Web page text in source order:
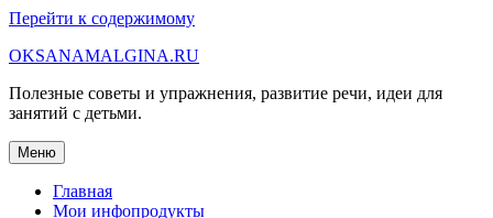
Перейти к содержимому
OKSANAMALGINA.RU
Полезные советы и упражнения, развитие речи, идеи для
занятий с детьми.
Меню
Главная
Мои инфопродукты